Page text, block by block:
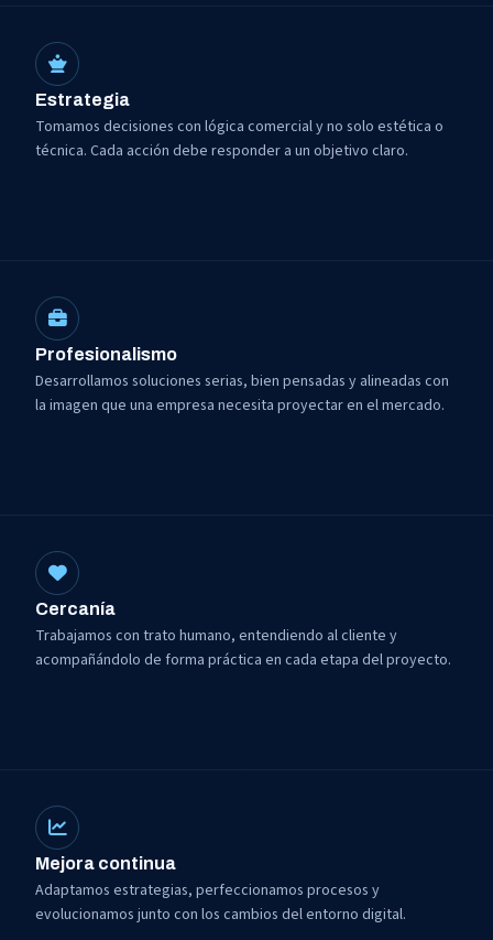
Estrategia
Tomamos decisiones con lógica comercial y no solo estética o
técnica. Cada acción debe responder a un objetivo claro.
Profesionalismo
Desarrollamos soluciones serias, bien pensadas y alineadas con
la imagen que una empresa necesita proyectar en el mercado.
Cercanía
Trabajamos con trato humano, entendiendo al cliente y
acompañándolo de forma práctica en cada etapa del proyecto.
Mejora continua
Adaptamos estrategias, perfeccionamos procesos y
evolucionamos junto con los cambios del entorno digital.